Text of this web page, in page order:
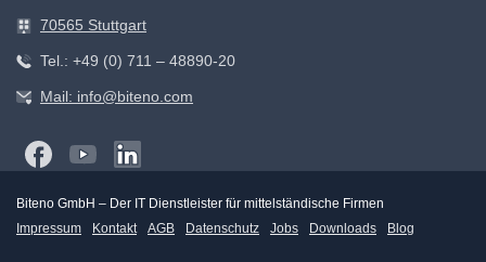
70565 Stuttgart
Tel.: +49 (0) 711 – 48890-20
Mail: info@biteno.com
Biteno GmbH – Der IT Dienstleister für mittelständische Firmen
Impressum
Kontakt AGB Datenschutz Jobs Downloads Blog